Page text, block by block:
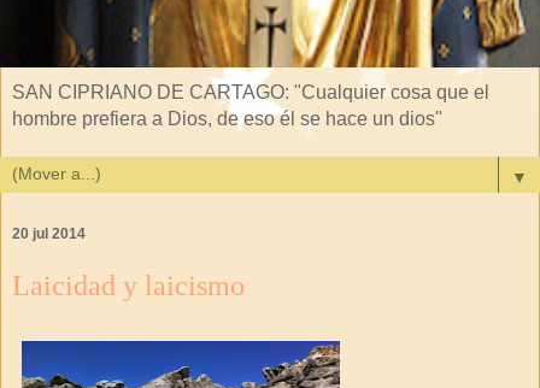
SAN CIPRIANO DE CARTAGO: "Cualquier cosa que el
hombre prefiera a Dios, de eso él se hace un dios"
▼
20 jul 2014
Laicidad y laicismo